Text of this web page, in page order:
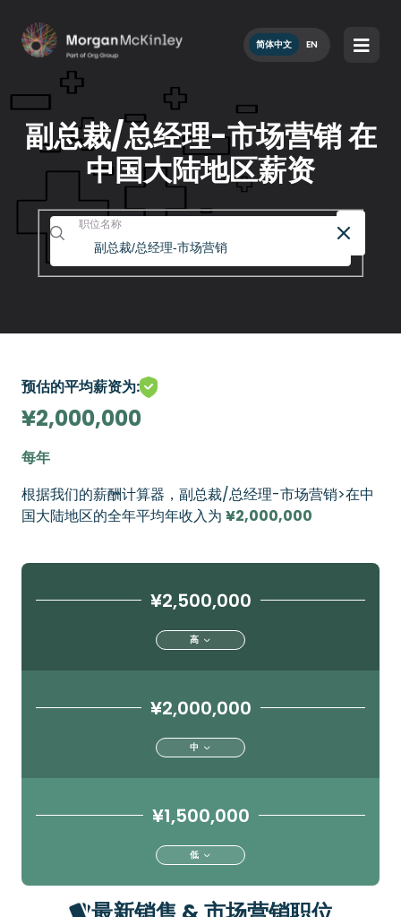
简体中文 EN
副总裁/总经理-市场营销 在
中国大陆地区薪资
职位名称
预估的平均薪资为:
¥2,000,000
每年
根据我们的薪酬计算器，副总裁/总经理-市场营销>在中
国大陆地区的全年平均年收入为 ¥2,000,000
¥2,500,000
高
¥2,000,000
中
¥1,500,000
低